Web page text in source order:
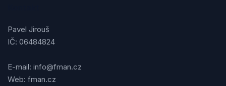
Pavel Jirouš
IČ: 06484824
E-mail: info@fman.cz
Web: fman.cz